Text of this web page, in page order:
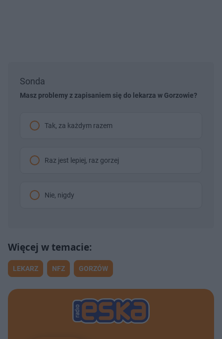
Sonda
Masz problemy z zapisaniem się do lekarza w Gorzowie?
Tak, za każdym razem
Raz jest lepiej, raz gorzej
Nie, nigdy
LEKARZ NFZ GORZÓW